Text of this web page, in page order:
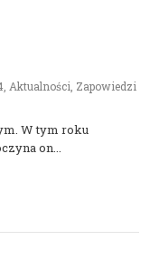
Aktualności Zapowiedzi
W tym roku
on...